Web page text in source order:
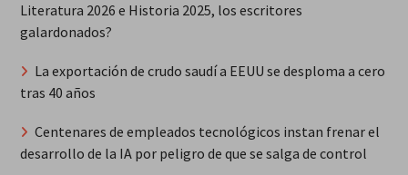
Literatura 2026 e Historia 2025, los escritores
galardonados?
La exportación de crudo saudí a EEUU se desploma a cero
tras 40 años
Centenares de empleados tecnológicos instan frenar el
desarrollo de la IA por peligro de que se salga de control